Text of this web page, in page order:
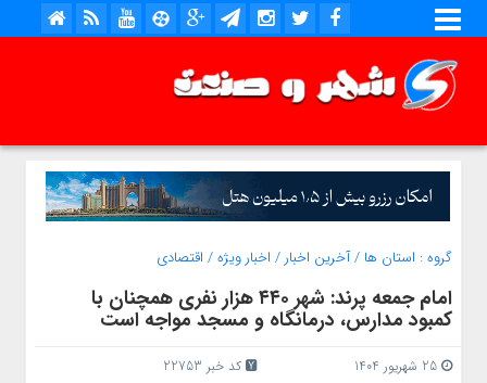
گروه : استان ها /آخرین اخبار / اخبار ویژه/ اقتصادی
امام جمعه پرند: شهر ۴۴۰ هزار نفری همچنان با
کمبود مدارس، درمانگاه و مسجد مواجه است
25 شهریور 1404
کد خبر 22753